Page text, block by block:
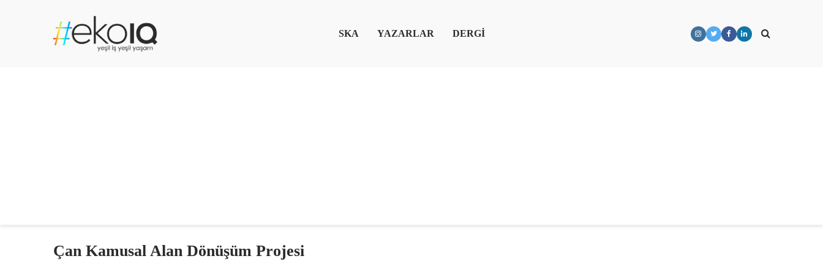
SKA YAZARLAR DERGİ
Çan Kamusal Alan Dönüşüm Projesi